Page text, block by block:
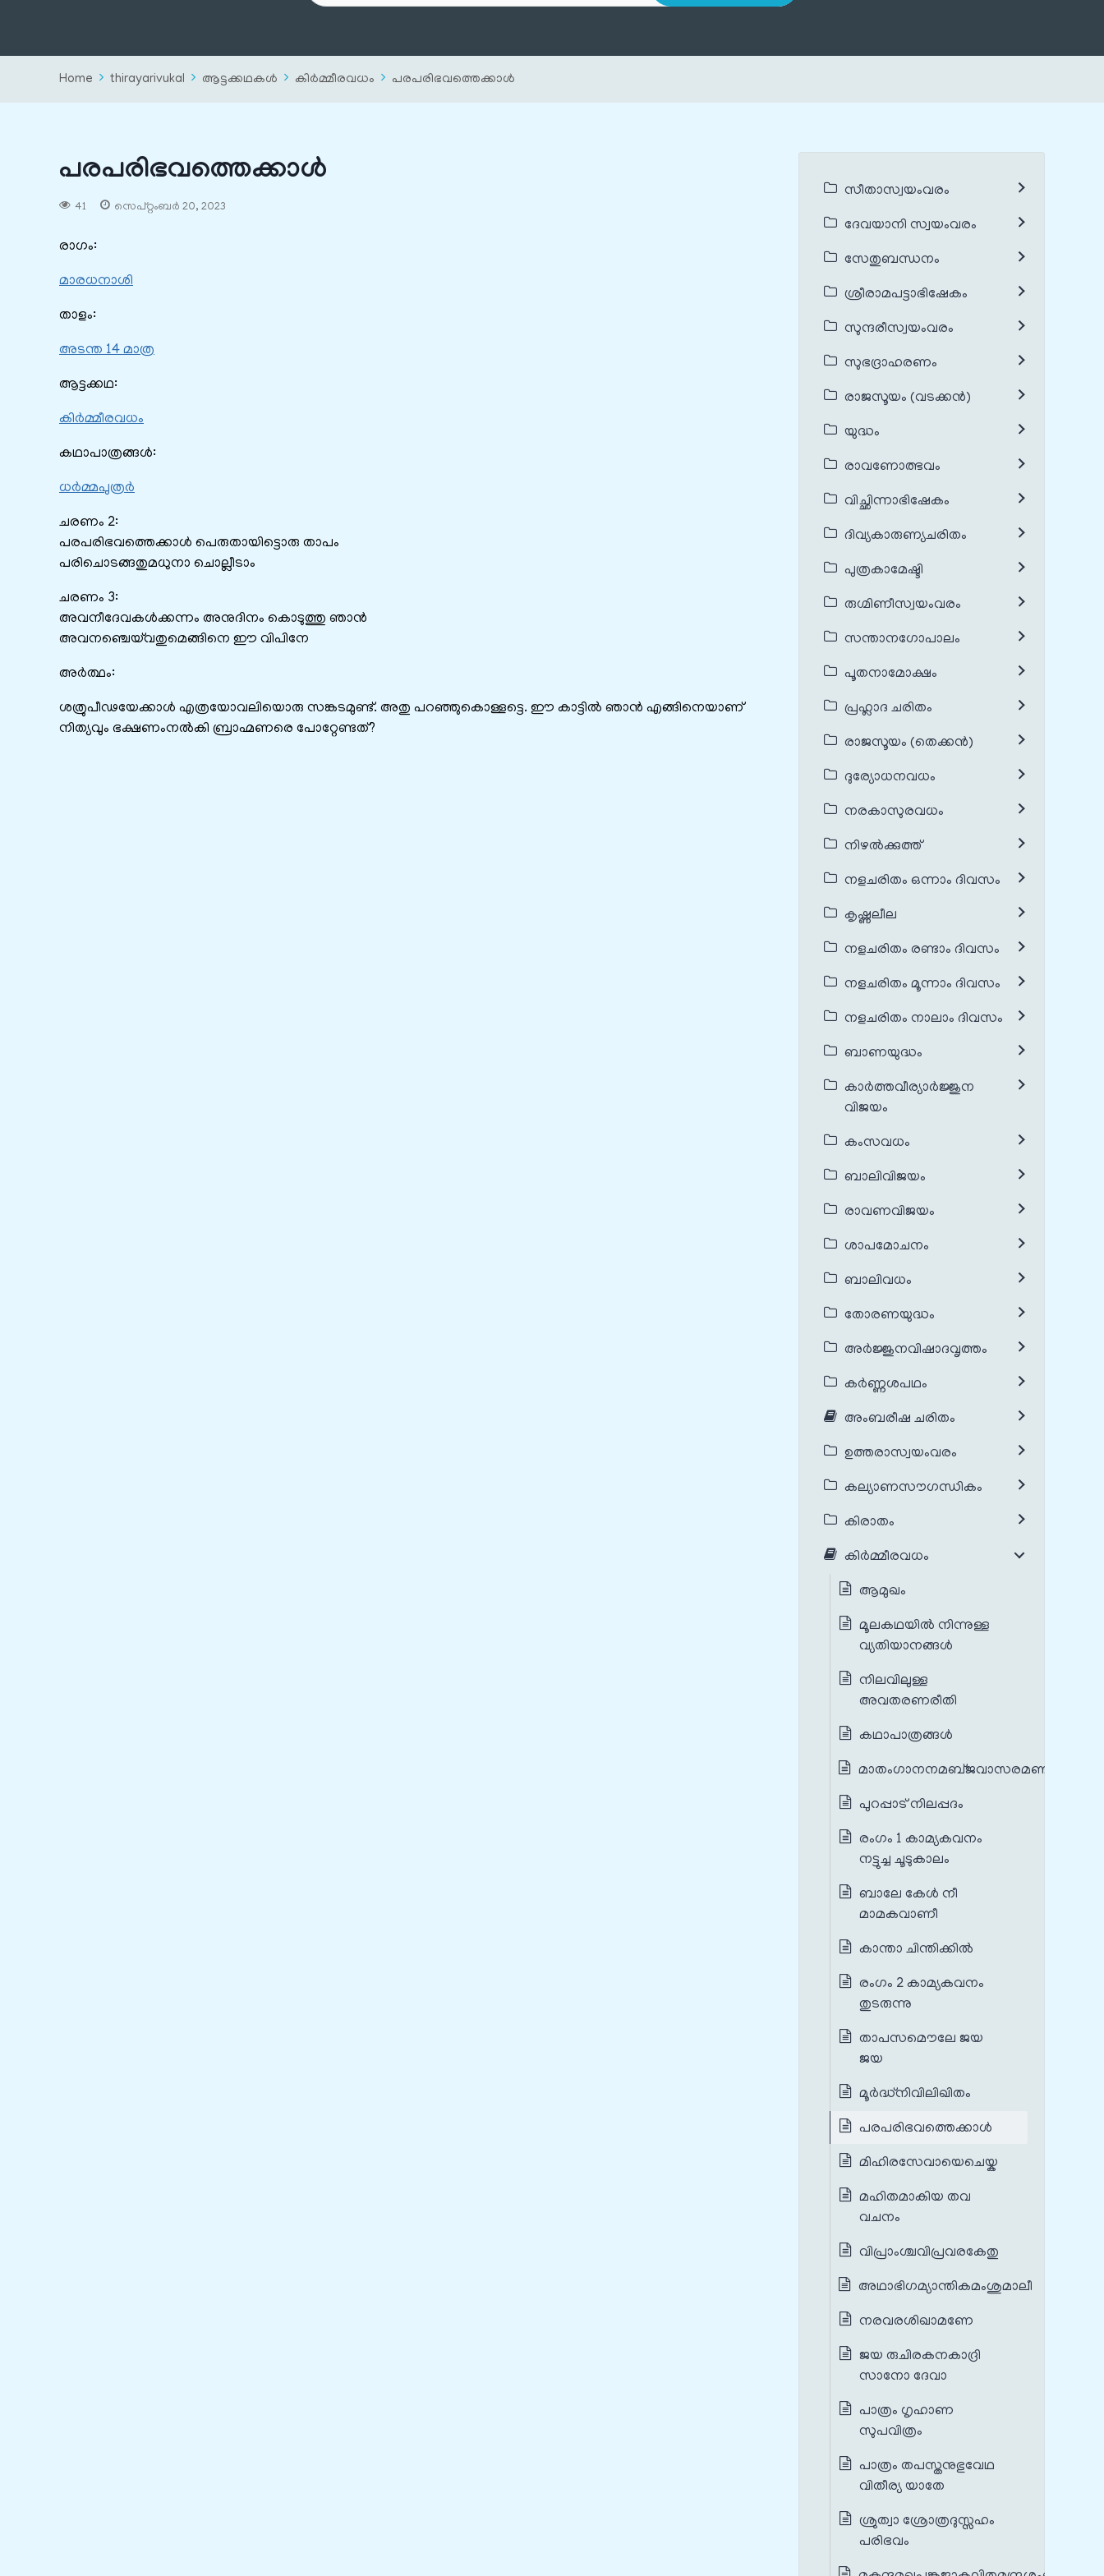
Home thirayarivukal ആട്ടക്കഥകൾ കിർമ്മീരവധം പരപരിഭവത്തെക്കാള്‍
പരപരിഭവത്തെക്കാള്‍
41 സെപ്റ്റംബർ 20, 2023
രാഗം:
മാരധനാശി
താളം:
അടന്ത 14 മാത്ര
ആട്ടക്കഥ:
കിർമ്മീരവധം
കഥാപാത്രങ്ങൾ:
ധർമ്മപുത്രർ
ചരണം 2:
പരപരിഭവത്തെക്കാള്‍ പെരുതായിട്ടൊരു താപം
പരിചൊടങ്ങതുമധുനാ ചൊല്ലീടാം
ചരണം 3:
അവനീദേവകള്‍ക്കന്നം അനുദിനം കൊടുത്തു ഞാന്‍
അവനഞ്ചെയ്‌വതുമെങ്ങിനെ ഈ വിപിനേ
അർത്ഥം:
ശത്രുപീഢയേക്കാള്‍ എത്രയോവലിയൊരു സങ്കടമുണ്ട്. അതു പറഞ്ഞുകൊള്ളട്ടെ. ഈ കാട്ടില്‍ ഞാന്‍ എങ്ങിനെയാണ്
നിത്യവും ഭക്ഷണംനല്‍കി ബ്രാഹ്മണരെ പോറ്റേണ്ടത്?
സീതാസ്വയംവരം
ദേവയാനി സ്വയംവരം
സേതുബന്ധനം
ശ്രീരാമപട്ടാഭിഷേകം
സുന്ദരീസ്വയംവരം
സുഭദ്രാഹരണം
രാജസൂയം (വടക്കൻ)
യുദ്ധം
രാവണോത്ഭവം
വിച്ഛിന്നാഭിഷേകം
ദിവ്യകാരുണ്യചരിതം
പുത്രകാമേഷ്ടി
രുഗ്മിണീസ്വയംവരം
സന്താനഗോപാലം
പൂതനാമോക്ഷം
പ്രഹ്ലാദ ചരിതം
രാജസൂയം (തെക്കൻ)
ദുര്യോധനവധം
നരകാസുരവധം
നിഴൽക്കുത്ത്
നളചരിതം ഒന്നാം ദിവസം
കൃഷ്ണലീല
നളചരിതം രണ്ടാം ദിവസം
നളചരിതം മൂന്നാം ദിവസം
നളചരിതം നാലാം ദിവസം
ബാണയുദ്ധം
കാർത്തവീര്യാർജ്ജുന
വിജയം
കംസവധം
ബാലിവിജയം
രാവണവിജയം
ശാപമോചനം
ബാലിവധം
തോരണയുദ്ധം
അർജ്ജുനവിഷാദവൃത്തം
കർണ്ണശപഥം
അംബരീഷ ചരിതം
ഉത്തരാസ്വയംവരം
കല്യാണസൗഗന്ധികം
കിരാതം
കിർമ്മീരവധം
ആമുഖം
മൂലകഥയില്‍ നിന്നുള്ള
വ്യതിയാനങ്ങള്‍
നിലവിലുള്ള
അവതരണരീതി
കഥാപാത്രങ്ങൾ
മാതംഗാനനമബ്‌ജവാസരമണീം
പുറപ്പാട് നിലപ്പദം
രംഗം 1 കാമ്യകവനം
നട്ടുച്ച ചൂടുകാലം
ബാലേ കേള്‍ നീ
മാമകവാണീ
കാന്താ ചിന്തിക്കില്‍
രംഗം 2 കാമ്യകവനം
തുടരുന്നു
താപസമൌലേ ജയ
ജയ
മൂര്‍ദ്ധ്നിവിലിഖിതം
പരപരിഭവത്തെക്കാള്‍
മിഹിരസേവായെചെയ്ക
മഹിതമാകിയ തവ
വചനം
വിപ്രാംശ്ചവിപ്രവരകേതു
അഥാഭിഗമ്യാന്തികമംശുമാലീ
നരവരശിഖാമണേ
ജയ രുചിരകനകാദ്രി
സാനോ ദേവാ
പാത്രം ഗൃഹാണ
സുപവിത്രം
പാത്രം തപസ്തനുഭുവേഥ
വിതീര്യ യാതേ
ശ്രുത്വാ ശ്രോത്രദുസ്സഹം
പരിഭവം